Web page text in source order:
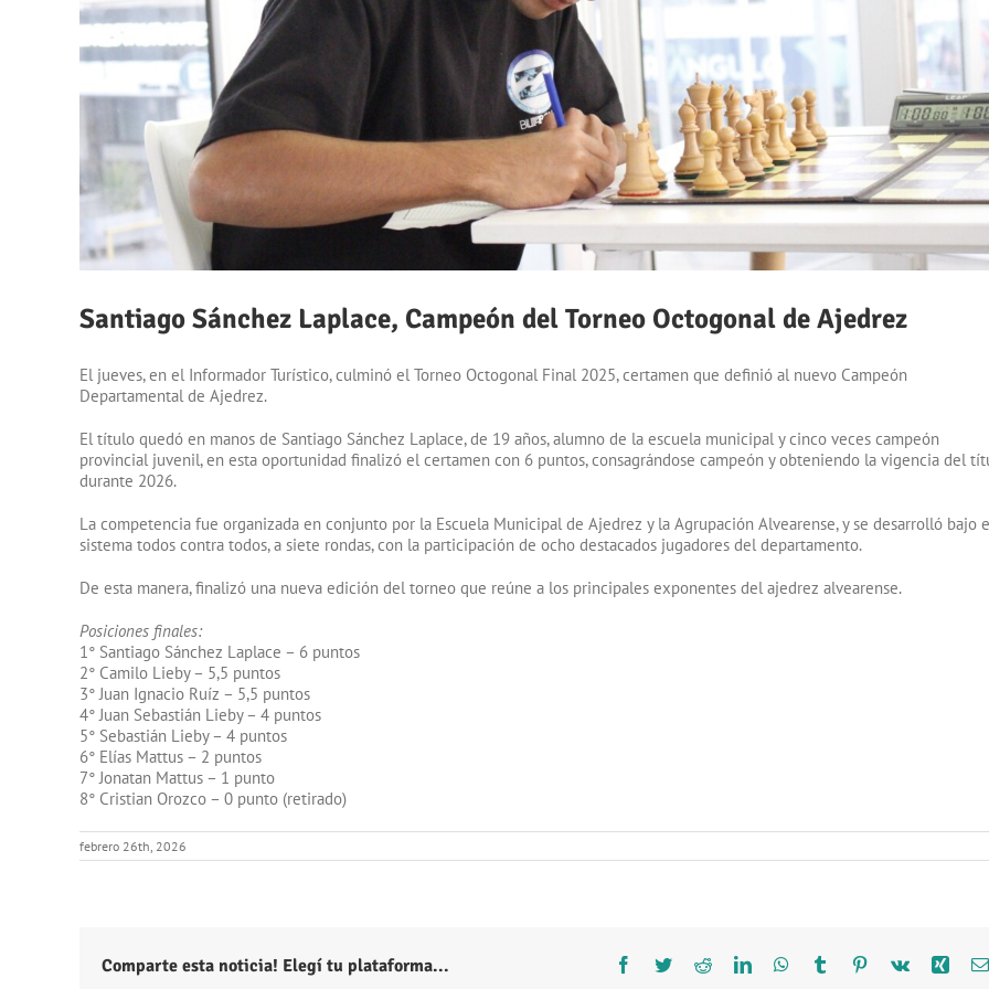
Santiago Sánchez Laplace, Campeón del Torneo Octogonal de Ajedrez
El jueves, en el Informador Turístico, culminó el Torneo Octogonal Final 2025, certamen que definió al nuevo Campeón
Departamental de Ajedrez.
El título quedó en manos de Santiago Sánchez Laplace, de 19 años, alumno de la escuela municipal y cinco veces campeón
provincial juvenil, en esta oportunidad finalizó el certamen con 6 puntos, consagrándose campeón y obteniendo la vigencia del
durante 2026.
La competencia fue organizada en conjunto por la Escuela Municipal de Ajedrez y la Agrupación Alvearense, y se desarrolló bajo
sistema todos contra todos, a siete rondas, con la participación de ocho destacados jugadores del departamento.
De esta manera, finalizó una nueva edición del torneo que reúne a los principales exponentes del ajedrez alvearense.
Posiciones finales:
1° Santiago Sánchez Laplace – 6 puntos
2° Camilo Lieby – 5,5 puntos
3° Juan Ignacio Ruíz – 5,5 puntos
4° Juan Sebastián Lieby – 4 puntos
5° Sebastián Lieby – 4 puntos
6° Elías Mattus – 2 puntos
7° Jonatan Mattus – 1 punto
8° Cristian Orozco – 0 punto (retirado)
febrero 26th, 2026
Comparte esta noticia! Elegí tu plataforma... Facebook
TwitterRedditLinkedInWhatsApp
Tumblr Pinterest
Vk Xing